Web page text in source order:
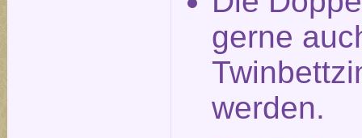
gerne
werden.